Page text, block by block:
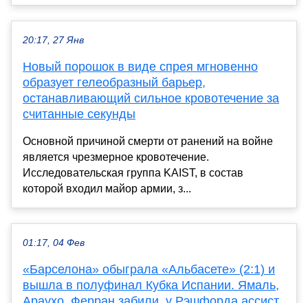
20:17, 27 Янв
Новый порошок в виде спрея мгновенно
образует гелеобразный барьер,
останавливающий сильное кровотечение за
считанные секунды
Основной причиной смерти от ранений на войне
является чрезмерное кровотечение.
Исследовательская группа KAIST, в состав
которой входил майор армии, з...
01:17, 04 Фев
«Барселона» обыграла «Альбасете» (2:1) и
вышла в полуфинал Кубка Испании. Ямаль,